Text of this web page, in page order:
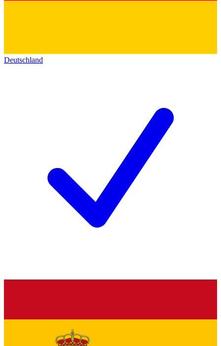
Deutschland